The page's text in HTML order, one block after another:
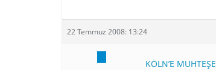
22 Temmuz 2008: 13:24
KÖLN’E